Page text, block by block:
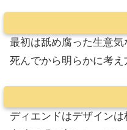
最初は舐め腐った生意
死んでから明らかに考
ディエンドはデザイン